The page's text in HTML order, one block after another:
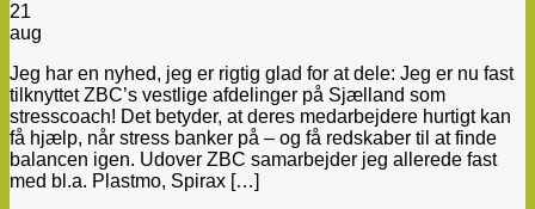
21
aug
Jeg har en nyhed, jeg er rigtig glad for at dele: Jeg er nu fast
tilknyttet ZBC’s vestlige afdelinger på Sjælland som
stresscoach! Det betyder, at deres medarbejdere hurtigt kan
få hjælp, når stress banker på – og få redskaber til at finde
balancen igen. Udover ZBC samarbejder jeg allerede fast
med bl.a. Plastmo, Spirax […]